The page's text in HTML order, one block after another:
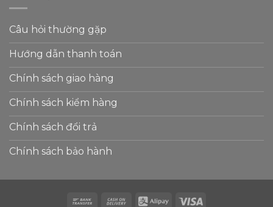
Câu hỏi thường gặp
Hướng dẫn thanh toán
Chính sách giao hàng
Chính sách kiểm hàng
Chính sách đổi trả
Chính sách bảo hành
Bank Cash Alipay